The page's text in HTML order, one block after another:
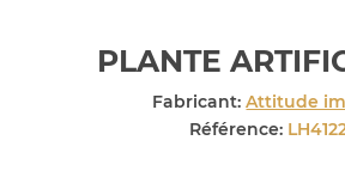
PLANTE
Fabricant: Attitude
Référence: